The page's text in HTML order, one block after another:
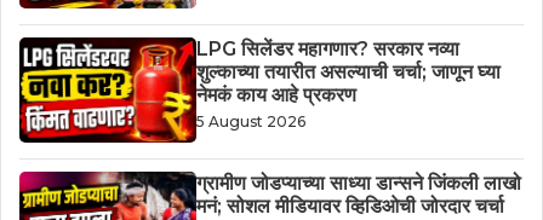
LPG सिलेंडर महागणार? सरकार नव्या
शुल्काच्या तयारीत असल्याची चर्चा; जाणून घ्या
नेमकं काय आहे प्रकरण
5 August 2026
ग्रामीण जोडप्याच्या साध्या डान्सने जिंकली लाखो
मनं; सोशल मीडियावर व्हिडिओची जोरदार चर्चा